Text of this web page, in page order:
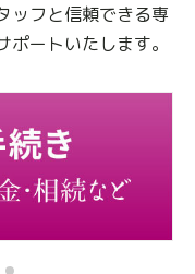
ッフと信頼できる専
ートいたします。